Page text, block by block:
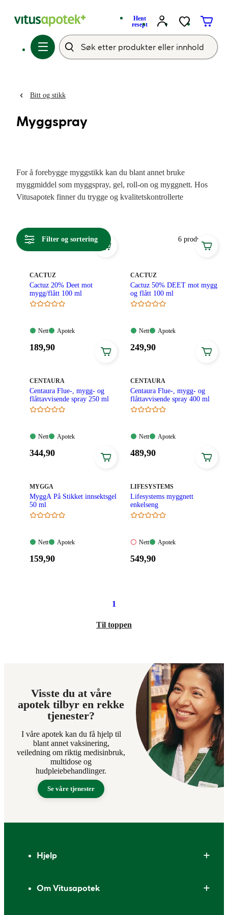
Hent
resept
Bitt og stikk
Myggspray
For å forebygge myggstikk kan du blant annet bruke
myggmiddel som myggspray, gel, roll-on og myggnett. Hos
Vitusapotek finner du trygge og kvalitetskontrollerte
Filter og sortering 6 produkter
MERKE:
CACTUZ
Cactuz 20% Deet mot
mygg/flått 100 ml
Nett:
Nett
Apotek:
Apotek
Pris:
189,90
MERKE:
CACTUZ
Cactuz 50% DEET mot mygg
og flått 100 ml
Nett:
Nett
Apotek:
Apotek
Pris:
249,90
MERKE:
CENTAURA
Centaura Flue-, mygg- og
flåttavvisende spray 250 ml
Nett:
Nett
Apotek:
Apotek
Pris:
344,90
MERKE:
CENTAURA
Centaura Flue-, mygg- og
flåttavvisende spray 400 ml
Nett:
Nett
Apotek:
Apotek
Pris:
489,90
MERKE:
MYGGA
MyggA På Stikket innsektsgel
50 ml
Nett:
Nett
Apotek:
Apotek
Pris:
159,90
MERKE:
LIFESYSTEMS
Lifesystems myggnett
enkelseng
Nett:
tilgjengelig
Nett
Apotek:
Apotek
Pris:
549,90
1
Til toppen
Visste du at våre
apotek tilbyr en rekke
tjenester?
I våre apotek kan du få hjelp til
blant annet vaksinering,
veiledning om riktig medisinbruk,
multidose og
hudpleiebehandlinger.
Se våre tjenester
Hjelp
Om Vitusapotek